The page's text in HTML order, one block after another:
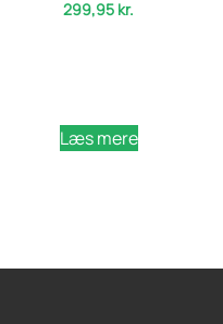
299,95 kr.
Læs mere